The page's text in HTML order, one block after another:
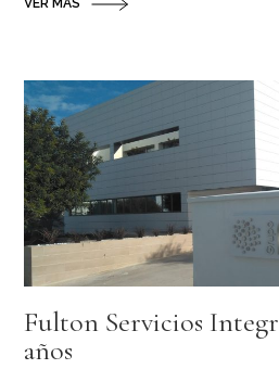
VER MÁS
Fulton Servicios
años